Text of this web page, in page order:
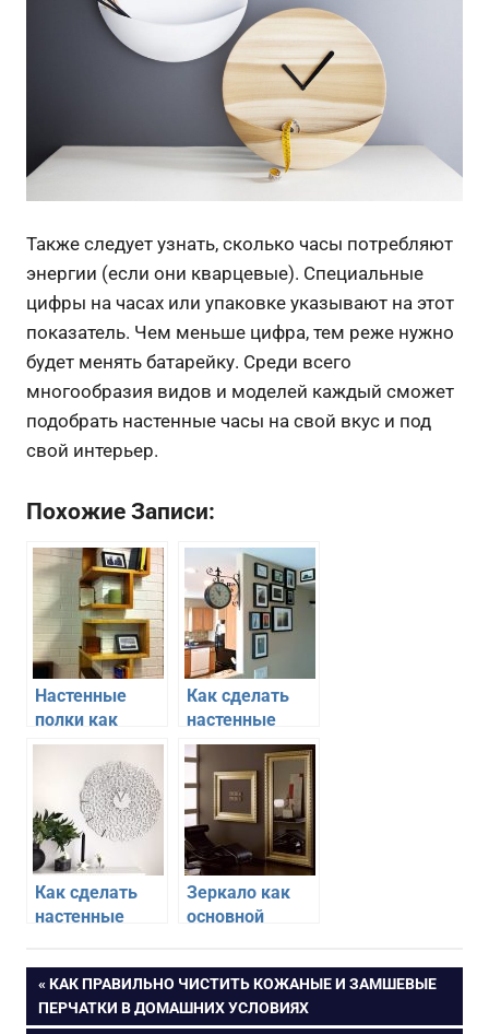
Также следует узнать, сколько часы потребляют
энергии (если они кварцевые). Специальные
цифры на часах или упаковке указывают на этот
показатель. Чем меньше цифра, тем реже нужно
будет менять батарейку. Среди всего
многообразия видов и моделей каждый сможет
подобрать настенные часы на свой вкус и под
свой интерьер.
Похожие Записи:
Настенные
полки как
элемент
декора
Как сделать
настенные
часы ярким
акцентом в
интерьере
Как сделать
настенные
акцентом в
интерьере
Зеркало как
основной
декора
Навигация
ПРЕДЫДУЩАЯ
ЗАПИСЬ:
КАК ПРАВИЛЬНО ЧИСТИТЬ КОЖАНЫЕ И ЗАМШЕВЫЕ
ПЕРЧАТКИ В ДОМАШНИХ УСЛОВИЯХ